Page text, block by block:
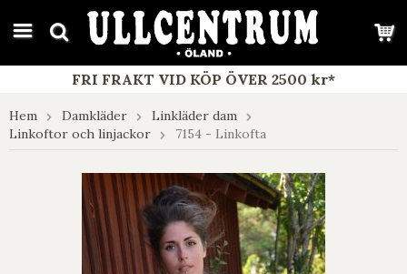
google-site-verification: google7e4b1026db5d9f32.html
FRI FRAKT VID KÖP ÖVER 2500 kr*
Hem Damkläder
Linkläder dam
Linkoftor och linjackor
7154 - Linkofta